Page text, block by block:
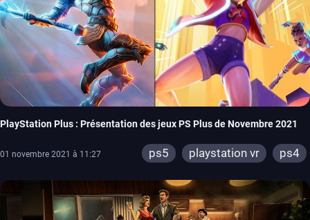
PlayStation Plus : Présentation des jeux PS Plus de Novembre 2021
01 novembre 2021 à 11:27 ps5 playstation vr ps4